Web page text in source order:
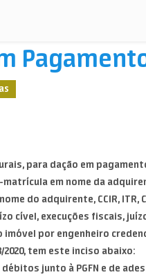
para dação em
em nome da
do adquirente, CCIR,
cível, execuções fiscais,
imóvel por engenheiro
2020, tem este inciso abaixo:
débitos junto à PGFN e de